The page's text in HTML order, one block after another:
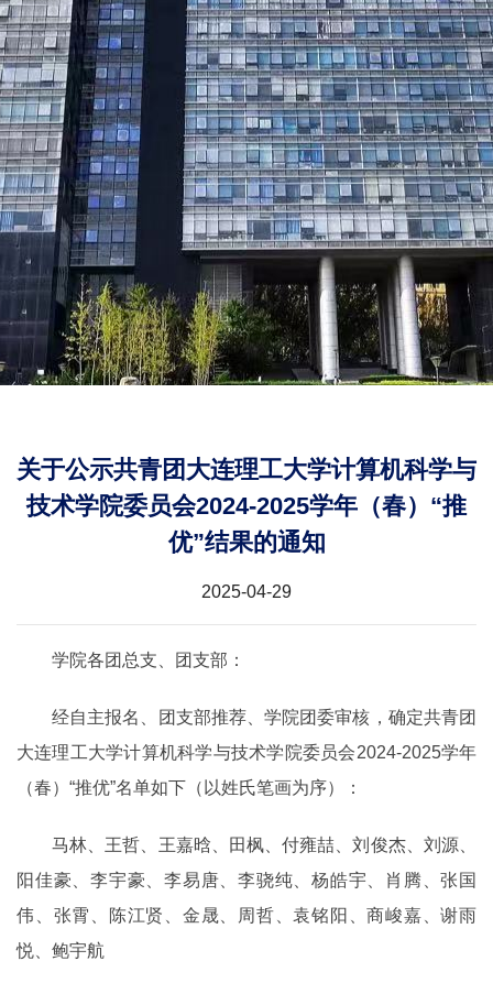
关于公示共青团大连理工大学计算机科学与
技术学院委员会2024-2025学年（春）“推
优”结果的通知
2025-04-29
学院各团总支、团支部：
经自主报名、团支部推荐、学院团委审核，确定共青团
大连理工大学计算机科学与技术学院委员会2024-2025学年
（春）“推优”名单如下（以姓氏笔画为序）：
马林、王哲、王嘉晗、田枫、付雍喆、刘俊杰、刘源、
阳佳豪、李宇豪、李易唐、李骁纯、杨皓宇、肖腾、张国
伟、张霄、陈江贤、金晟、周哲、袁铭阳、商峻嘉、谢雨
悦、鲍宇航